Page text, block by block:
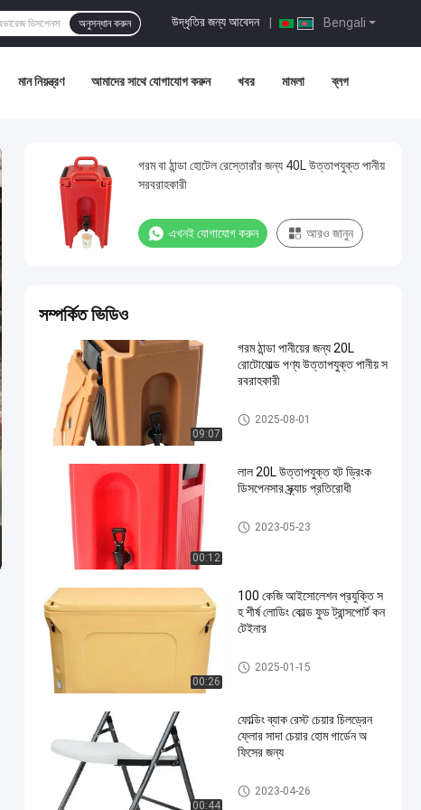
Bengali
উদ্ধৃতির জন্য আবেদন
অনুসন্ধান করুন
মান নিয়ন্ত্রণ আমাদের সাথে যোগাযোগ করুন খবর মামলা ব্লগ
গরম বা ঠান্ডা হোটেল রেস্তোরাঁর জন্য 40L উত্তাপযুক্ত পানীয়
সরবরাহকারী
এখনই যোগাযোগ করুন আরও জানুন
সম্পর্কিত ভিডিও
09:07
গরম ঠান্ডা পানীয়ের জন্য 20L
রোটোমোল্ড পণ্য উত্তাপযুক্ত পানীয় স
রবরাহকারী
উত্তাপযুক্ত পানীয় বিতরণকারী
2025-08-01
00:12
লাল 20L উত্তাপযুক্ত হট ড্রিংক
ডিসপেনসার স্ক্র্যাচ প্রতিরোধী
উত্তাপযুক্ত পানীয় বিতরণকারী
2023-05-23
00:26
100 কেজি আইসোলেশন প্রযুক্তি স
হ শীর্ষ লোডিং কোল্ড ফুড ট্রান্সপোর্ট কন
টেইনার
উত্তাপ খাদ্য পরিবহন পাত্রে
2025-01-15
00:44
ফোল্ডিং ব্যাক রেস্ট চেয়ার চিলড্রেন
ফ্লোর সাদা চেয়ার হোম গার্ডেন অ
ফিসের জন্য
ফোল্ডিং টেবিল চেয়ার
2023-04-26